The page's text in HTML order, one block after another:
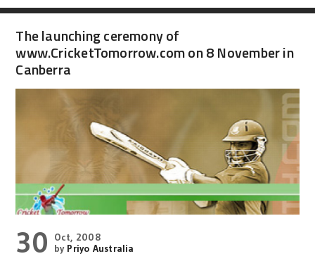
The launching ceremony of
www.CricketTomorrow.com on 8 November in
Canberra
30
Oct, 2008
by Priyo Australia